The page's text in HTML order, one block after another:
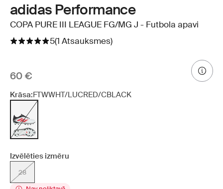
adidas Performance
COPA PURE III LEAGUE FG/MG J - Futbola apavi
5(1 Atsauksmes)
60 €
Krāsa:FTWWHT/LUCRED/CBLACK
Izvēlēties izmēru
28